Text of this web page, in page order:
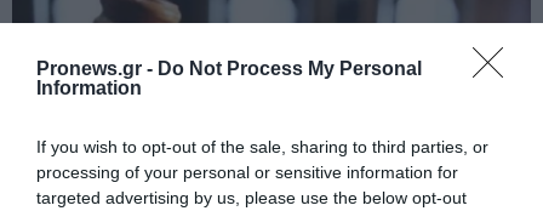
Pronews.gr - Do Not Process My Personal
Information
If you wish to opt-out of the sale, sharing to third parties, or
processing of your personal or sensitive information for
targeted advertising by us, please use the below opt-out